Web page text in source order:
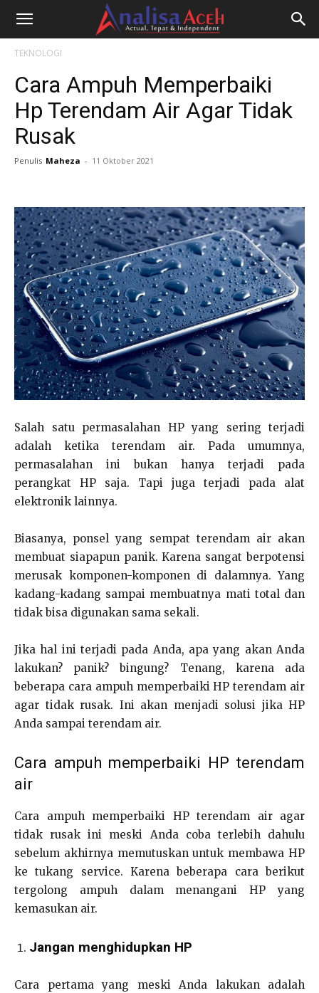
TEKNOLOGI
Cara Ampuh Memperbaiki
Hp Terendam Air Agar Tidak
Rusak
Penulis Maheza - 11 Oktober 2021
Salah satu permasalahan HP yang sering terjadi
adalah ketika terendam air. Pada umumnya,
permasalahan ini bukan hanya terjadi pada
perangkat HP saja. Tapi juga terjadi pada alat
elektronik lainnya.
Biasanya, ponsel yang sempat terendam air akan
membuat siapapun panik. Karena sangat berpotensi
merusak komponen-komponen di dalamnya. Yang
kadang-kadang sampai membuatnya mati total dan
tidak bisa digunakan sama sekali.
Jika hal ini terjadi pada Anda, apa yang akan Anda
lakukan? panik? bingung? Tenang, karena ada
beberapa cara ampuh memperbaiki HP terendam air
agar tidak rusak. Ini akan menjadi solusi jika HP
Anda sampai terendam air.
Cara ampuh memperbaiki HP terendam
air
Cara ampuh memperbaiki HP terendam air agar
tidak rusak ini meski Anda coba terlebih dahulu
sebelum akhirnya memutuskan untuk membawa HP
ke tukang service. Karena beberapa cara berikut
tergolong ampuh dalam menangani HP yang
kemasukan air.
Jangan menghidupkan HP
Cara pertama yang meski Anda lakukan adalah